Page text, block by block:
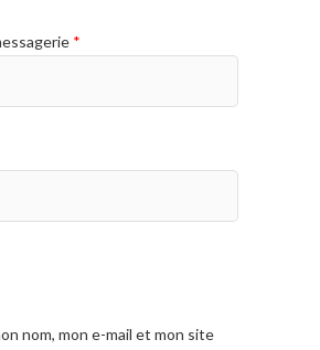
*
nom, mon e-mail et mon site